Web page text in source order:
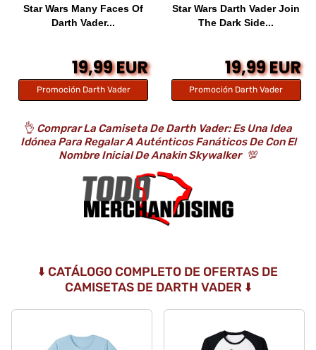
Star Wars Many Faces Of
Darth Vader...
19,99 EUR
Promoción Darth Vader
Star Wars Darth Vader Join
The Dark Side...
19,99 EUR
Promoción Darth Vader
👌 Comprar La Camiseta De Darth Vader: Es Una Idea
Idónea Para Regalar A Auténticos Fanáticos De Con El
Nombre Inicial De Anakin Skywalker 💯
⬇️ CATÁLOGO COMPLETO DE OFERTAS DE
CAMISETAS DE DARTH VADER ⬇️